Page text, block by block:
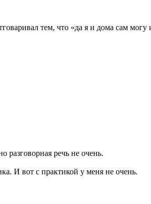
тем, что «да я и дома сам
разговорная речь не очень.
И вот с практикой у меня не очень.